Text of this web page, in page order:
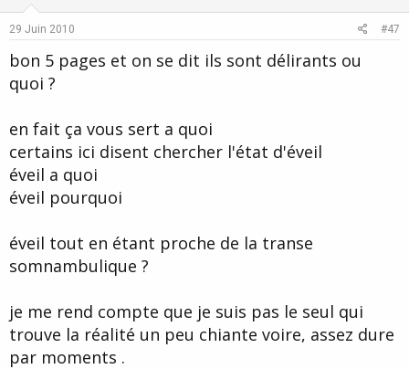
t
e
29 Juin 2010 #47
bon 5 pages et on se dit ils sont délirants ou
quoi ?
en fait ça vous sert a quoi
certains ici disent chercher l'état d'éveil
éveil a quoi
éveil pourquoi
éveil tout en étant proche de la transe
somnambulique ?
je me rend compte que je suis pas le seul qui
trouve la réalité un peu chiante voire, assez dure
par moments .